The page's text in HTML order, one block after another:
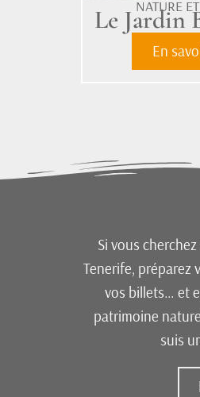
NATURE
Le Jardin
En
Si vous
Tenerife, préparez
vos billets… et
patrimoine
suis